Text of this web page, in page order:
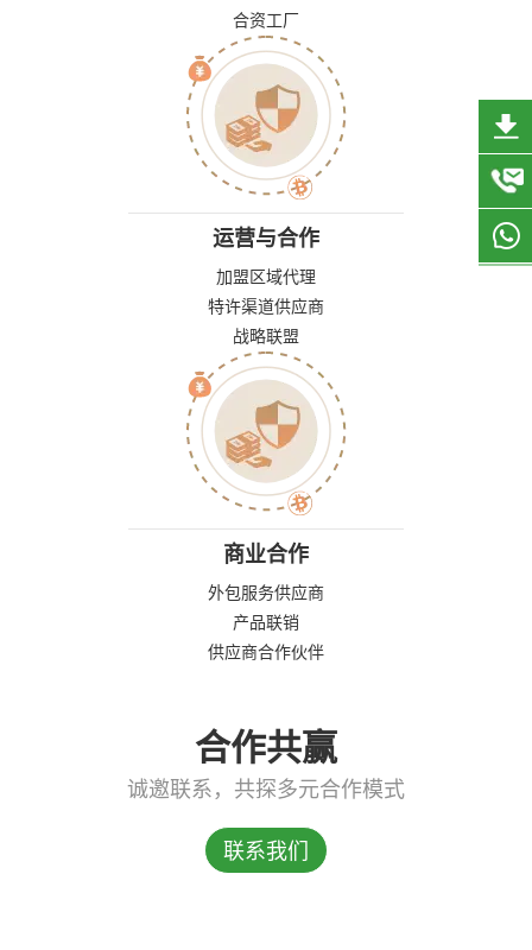
合资工厂
运营与合作
加盟区域代理
特许渠道供应商
战略联盟
商业合作
外包服务供应商
产品联销
供应商合作伙伴
合作共赢
诚邀联系，共探多元合作模式
联系我们